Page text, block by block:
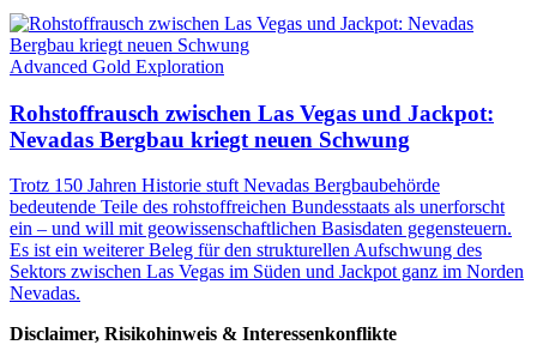
Advanced Gold Exploration
Rohstoffrausch zwischen Las Vegas und Jackpot:
Nevadas Bergbau kriegt neuen Schwung
Trotz 150 Jahren Historie stuft Nevadas Bergbaubehörde
bedeutende Teile des rohstoffreichen Bundesstaats als unerforscht
ein – und will mit geowissenschaftlichen Basisdaten gegensteuern.
Es ist ein weiterer Beleg für den strukturellen Aufschwung des
Sektors zwischen Las Vegas im Süden und Jackpot ganz im Norden
Nevadas.
Disclaimer, Risikohinweis & Interessenkonflikte